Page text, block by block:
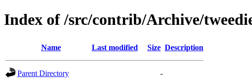
Index of /src/contrib/Archive/
Name Last modified Size Description
Parent Directory
-